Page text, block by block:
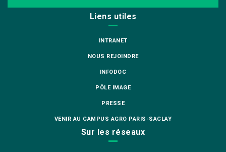
Liens utiles
INTRANET
NOUS REJOINDRE
INFODOC
PÔLE IMAGE
PRESSE
VENIR AU CAMPUS AGRO PARIS-SACLAY
Sur les réseaux